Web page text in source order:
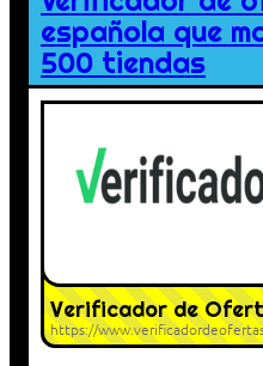
española que
500 tiendas
Verificador de
https://